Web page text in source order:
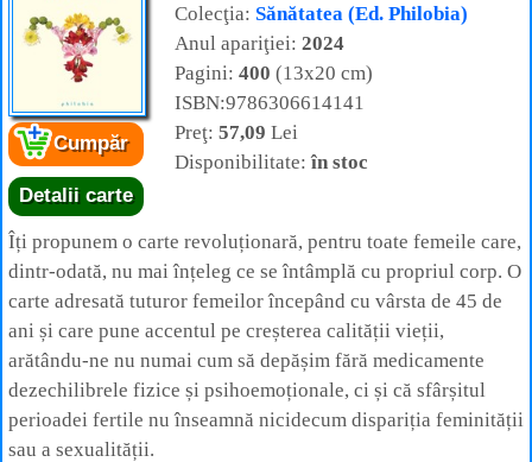
Cumpăr
Detalii carte
Colecţia: Sănătatea (Ed. Philobia)
Anul apariţiei: 2024
Pagini: 400 (13x20 cm)
ISBN:9786306614141
Preţ: 57,09 Lei
Disponibilitate:în stoc
Îți propunem o carte revoluționară, pentru toate femeile care,
dintr-odată, nu mai înțeleg ce se întâmplă cu propriul corp. O
carte adresată tuturor femeilor începând cu vârsta de 45 de
ani și care pune accentul pe creșterea calității vieții,
arătându-ne nu numai cum să depășim fără medicamente
dezechilibrele fizice și psihoemoționale, ci și că sfârșitul
perioadei fertile nu înseamnă nicidecum dispariția feminității
sau a sexualității.